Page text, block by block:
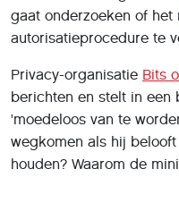
gaat onderzoeken of
autorisatieprocedure te
Privacy-organisatie Bits
berichten en stelt in een
'moedeloos van te
wegkomen als hij
houden? Waarom de